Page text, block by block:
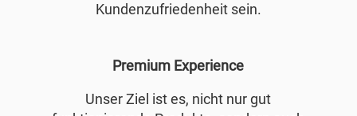
Kundenzufriedenheit sein.
Premium Experience
Unser Ziel ist es, nicht nur gut